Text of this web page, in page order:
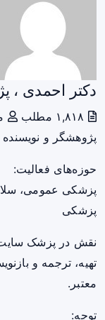
دکتر احمدی ،
پژوهشگر و
حوزه‌های فعالیت:
پزشکی عمومی،
پزشکی
نقش در پزشک
تهیه، ترجمه و
معتبر.
توجه: